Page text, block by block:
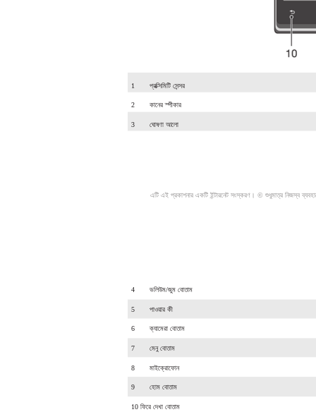
1 প্রক্সিমিটি সেন্সর
2 কানের স্পীকার
3 ঘোষণা আলো
এটি এই প্রকাশনার একটি ইন্টারনেট সংস্করণ। © শুধুমাত্র নিজস্ব
4 ভলিউম/জুম বোতাম
5 পাওয়ার কী
6 ক্যামেরা বোতাম
7 মেনু বোতাম
8 মাইক্রোফোন
9 হোম বোতাম
10 ফিরে দেখা বোতাম